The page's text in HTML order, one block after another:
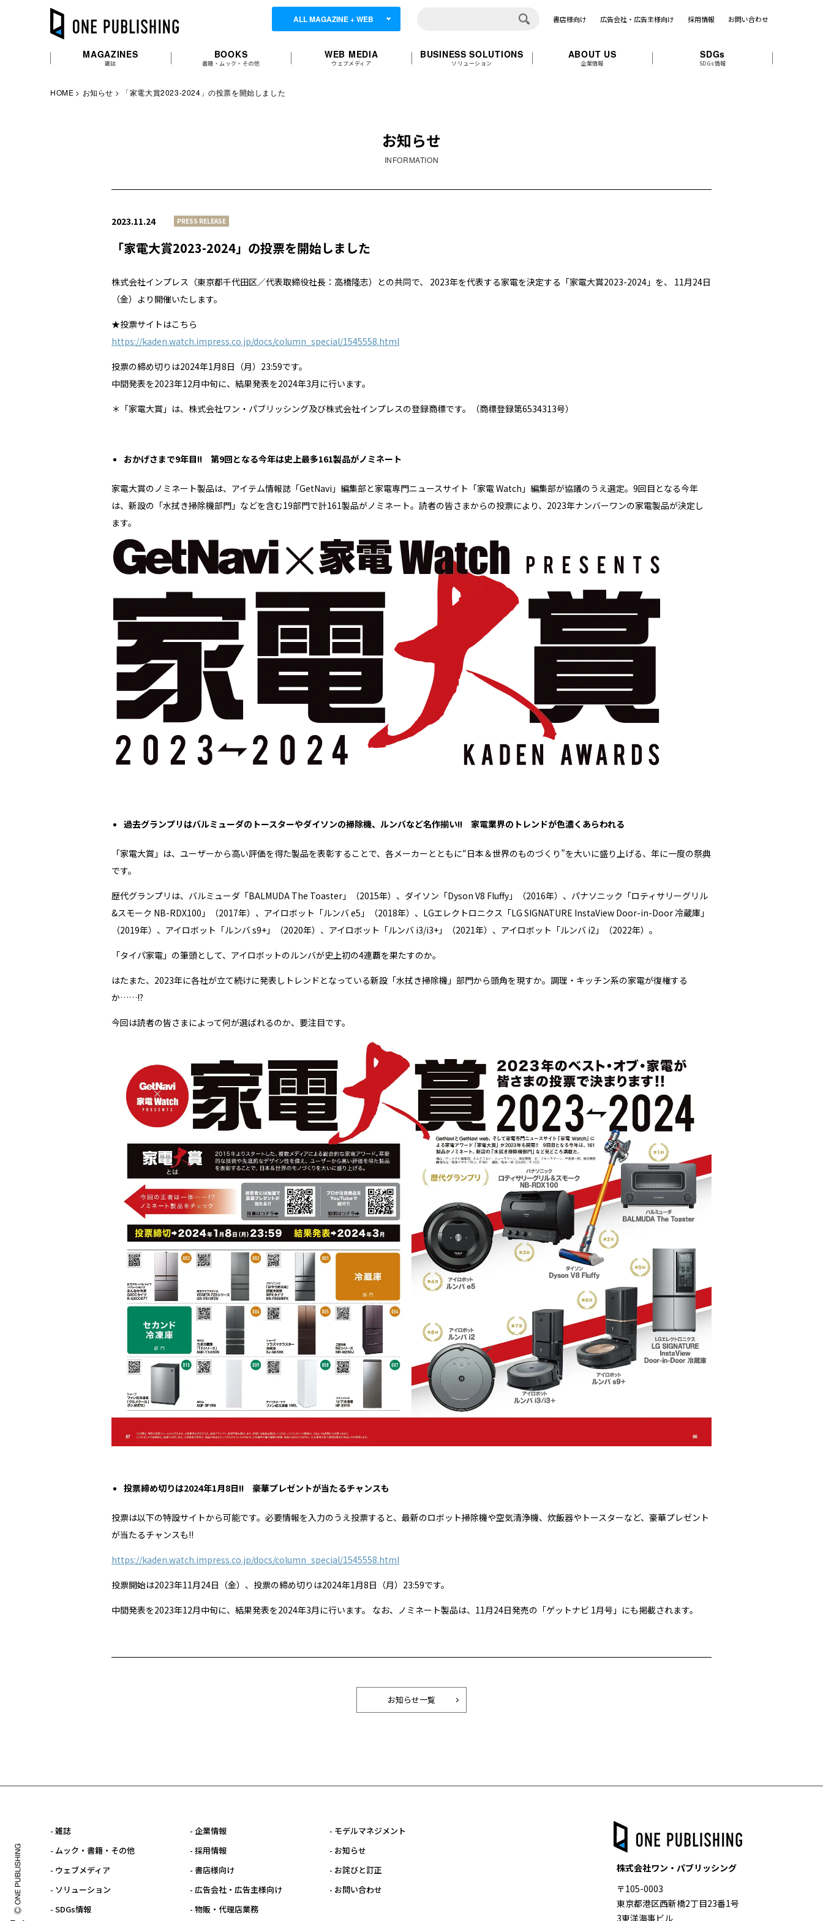
ALL MAGAZINE + WEB 書店様向け 広告会社・広告主様向け 採用情報 お問い合わせ
MAGAZINES
雑誌
BOOKS
書籍・ムック・その他
WEB MEDIA
ウェブメディア
BUSINESS SOLUTIONS
ソリューション
ABOUT US
企業情報
SDGs
SDGs情報
HOME お知らせ 「家電大賞2023-2024」の投票を開始しました
お知らせ
INFORMATION
2023.11.24 PRESS RELEASE
「家電大賞2023-2024」の投票を開始しました
株式会社インプレス（東京都千代田区／代表取締役社長：高橋隆志）との共同で、 2023年を代表する家電を決定する「家電大賞2023-2024」を、 11月24日
（金）より開催いたします。
★投票サイトはこちら
https://kaden.watch.impress.co.jp/docs/column_special/1545558.html
投票の締め切りは2024年1月8日（月）23:59です。
中間発表を2023年12月中旬に、結果発表を2024年3月に行います。
＊「家電大賞」は、株式会社ワン・パブリッシング及び株式会社インプレスの登録商標です。（商標登録第6534313号）
おかげさまで9年目!! 第9回となる今年は史上最多161製品がノミネート
家電大賞のノミネート製品は、アイテム情報誌「GetNavi」編集部と家電専門ニュースサイト「家電 Watch」編集部が協議のうえ選定。9回目となる今年
は、新設の「水拭き掃除機部門」などを含む19部門で計161製品がノミネート。読者の皆さまからの投票により、2023年ナンバーワンの家電製品が決定し
ます。
過去グランプリはバルミューダのトースターやダイソンの掃除機、ルンバなど名作揃い!! 家電業界のトレンドが色濃くあらわれる
「家電大賞」は、ユーザーから高い評価を得た製品を表彰することで、各メーカーとともに“日本＆世界のものづくり”を大いに盛り上げる、年に一度の祭典
です。
歴代グランプリは、バルミューダ「BALMUDA The Toaster」（2015年）、ダイソン「Dyson V8 Fluffy」（2016年）、パナソニック「ロティサリーグリル
&スモーク NB-RDX100」（2017年）、アイロボット「ルンバ e5」（2018年）、LGエレクトロニクス「LG SIGNATURE InstaView Door-in-Door 冷蔵庫」
（2019年）、アイロボット「ルンバ s9+」（2020年）、アイロボット「ルンバ i3/i3+」（2021年）、アイロボット「ルンバ i2」（2022年）。
「タイパ家電」の筆頭として、アイロボットのルンバが史上初の4連覇を果たすのか。
はたまた、2023年に各社が立て続けに発表しトレンドとなっている新設「水拭き掃除機」部門から頭角を現すか。調理・キッチン系の家電が復権する
か……!?
今回は読者の皆さまによって何が選ばれるのか、要注目です。
投票締め切りは2024年1月8日!! 豪華プレゼントが当たるチャンスも
投票は以下の特設サイトから可能です。必要情報を入力のうえ投票すると、最新のロボット掃除機や空気清浄機、炊飯器やトースターなど、豪華プレゼント
が当たるチャンスも!!
https://kaden.watch.impress.co.jp/docs/column_special/1545558.html
投票開始は2023年11月24日（金）、投票の締め切りは2024年1月8日（月）23:59です。
中間発表を2023年12月中旬に、結果発表を2024年3月に行います。 なお、ノミネート製品は、11月24日発売の「ゲットナビ 1月号」にも掲載されます。
お知らせ一覧
- 雑誌
- ムック・書籍・その他
- ウェブメディア
- ソリューション
- SDGs情報
- 企業情報
- 採用情報
- 書店様向け
- 広告会社・広告主様向け
- 物販・代理店業務
- モデルマネジメント
- お知らせ
- お詫びと訂正
- お問い合わせ
株式会社ワン・パブリッシング
〒105-0003
東京都港区西新橋2丁目23番1号
3東洋海事ビル